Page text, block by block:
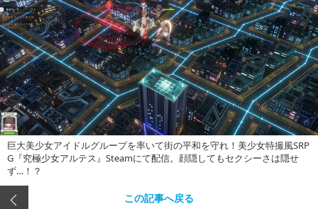
巨大美少女アイドルグループを率いて街の平和を守れ！美少女特撮風SRP
G『究極少女アルテス』Steamにて配信。顔隠してもセクシーさは隠せ
ず…！？
この記事へ戻る